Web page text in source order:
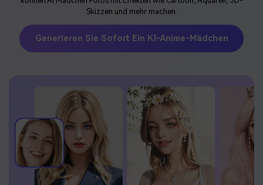
Skizzen und mehr machen.
Generieren Sie Sofort Ein KI-Anime-Mädchen